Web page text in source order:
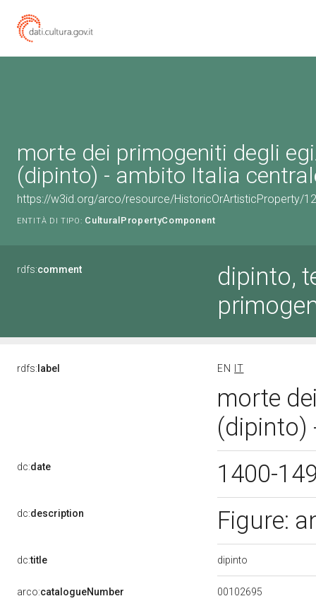
morte dei primogeniti degli
(dipinto) - ambito Italia
https://w3id.org/arco/resource/HistoricOrArtisticProperty/
ENTITÀ DI TIPO: CulturalPropertyComponent
rdfs:comment
dipinto,
rdfs: label EN IT
morte
(dipinto)
dc:date 1400-
dc:description Figure:
dc:title dipinto
arco:catalogueNumber 00102695